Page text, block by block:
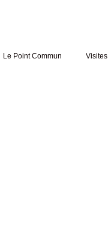
Le Point Commun Visites